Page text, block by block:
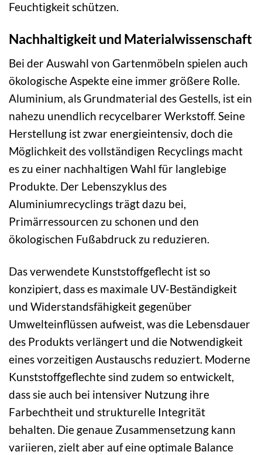
Feuchtigkeit schützen.
Nachhaltigkeit und Materialwissenschaft
Bei der Auswahl von Gartenmöbeln spielen auch
ökologische Aspekte eine immer größere Rolle.
Aluminium, als Grundmaterial des Gestells, ist ein
nahezu unendlich recycelbarer Werkstoff. Seine
Herstellung ist zwar energieintensiv, doch die
Möglichkeit des vollständigen Recyclings macht
es zu einer nachhaltigen Wahl für langlebige
Produkte. Der Lebenszyklus des
Aluminiumrecyclings trägt dazu bei,
Primärressourcen zu schonen und den
ökologischen Fußabdruck zu reduzieren.
Das verwendete Kunststoffgeflecht ist so
konzipiert, dass es maximale UV-Beständigkeit
und Widerstandsfähigkeit gegenüber
Umwelteinflüssen aufweist, was die Lebensdauer
des Produkts verlängert und die Notwendigkeit
eines vorzeitigen Austauschs reduziert. Moderne
Kunststoffgeflechte sind zudem so entwickelt,
dass sie auch bei intensiver Nutzung ihre
Farbechtheit und strukturelle Integrität
behalten. Die genaue Zusammensetzung kann
variieren, zielt aber auf eine optimale Balance